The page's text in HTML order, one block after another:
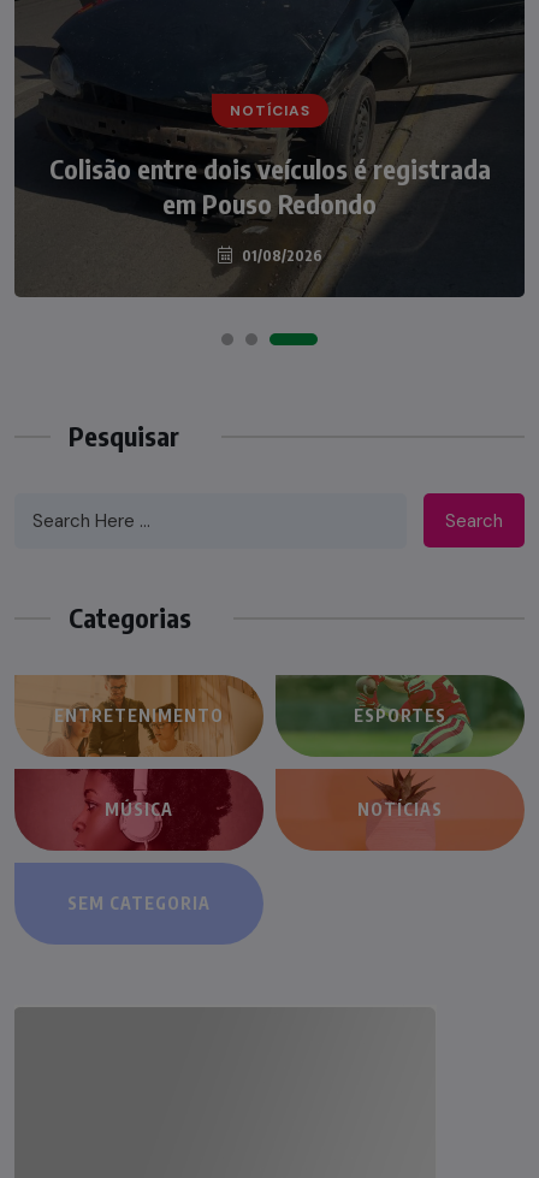
NOTÍCIAS
Colisão entre dois veículos é registrada
em Pouso Redondo
01/08/2026
NOTÍCIAS
Irmãos de 7 e 14 anos morrem
atropelados na BR-470 em Pouso
Redondo
04/08/2026
Pesquisar
Search
Categorias
ENTRETENIMENTO ESPORTES
MÚSICA NOTÍCIAS
SEM CATEGORIA